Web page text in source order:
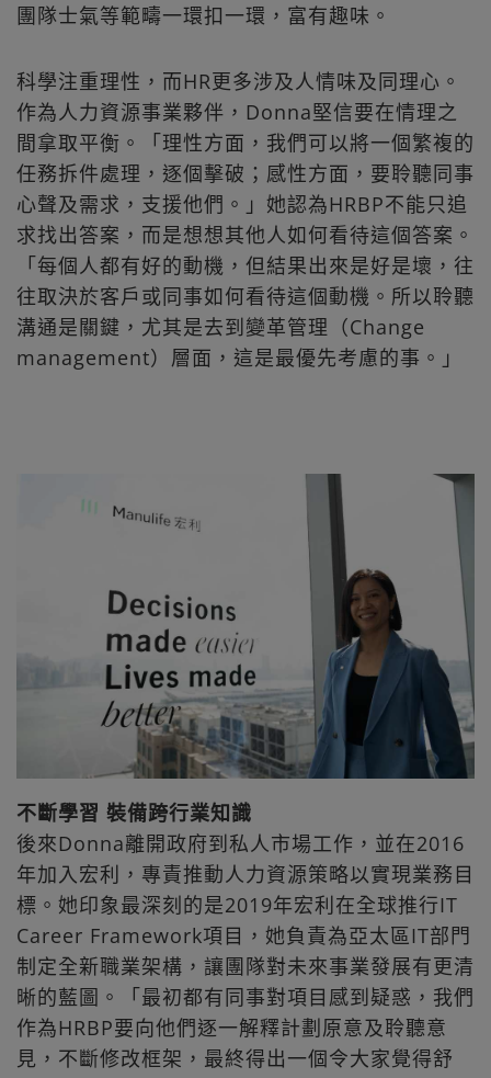
團隊士氣等範疇一環扣一環，富有趣味。
科學注重理性，而HR更多涉及人情味及同理心。
作為人力資源事業夥伴，Donna堅信要在情理之
間拿取平衡。「理性方面，我們可以將一個繁複的
任務拆件處理，逐個擊破；感性方面，要聆聽同事
心聲及需求，支援他們。」她認為HRBP不能只追
求找出答案，而是想想其他人如何看待這個答案。
「每個人都有好的動機，但結果出來是好是壞，往
往取決於客戶或同事如何看待這個動機。所以聆聽
溝通是關鍵，尤其是去到變革管理（Change
management）層面，這是最優先考慮的事。」
不斷學習 裝備跨行業知識
後來Donna離開政府到私人市場工作，並在2016
年加入宏利，專責推動人力資源策略以實現業務目
標。她印象最深刻的是2019年宏利在全球推行IT
Career Framework項目，她負責為亞太區IT部門
制定全新職業架構，讓團隊對未來事業發展有更清
晰的藍圖。「最初都有同事對項目感到疑惑，我們
作為HRBP要向他們逐一解釋計劃原意及聆聽意
見，不斷修改框架，最終得出一個令大家覺得舒